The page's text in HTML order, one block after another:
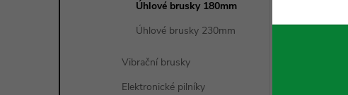
Úhlové brusky 180mm
Úhlové brusky 230mm
Vibrační brusky
Elektronické pilníky